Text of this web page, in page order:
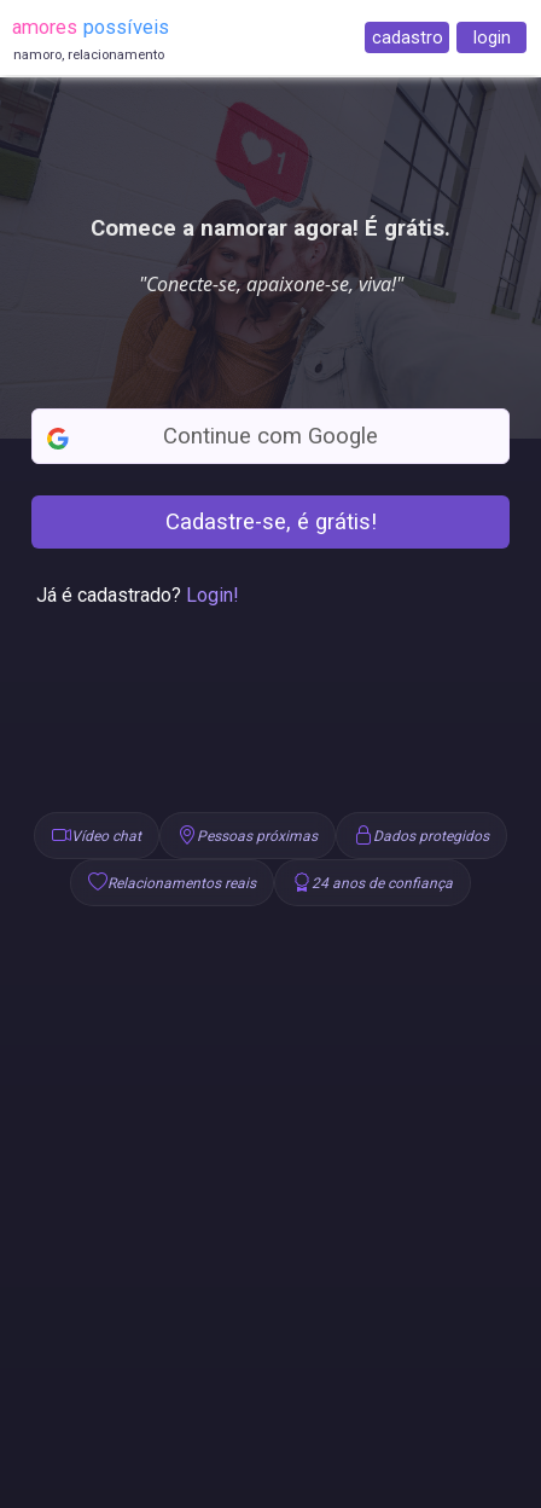
amores possíveis
namoro, relacionamento
cadastro login
Comece a namorar agora! É grátis.
"Conecte-se, apaixone-se, viva!"
Continue com Google
Cadastre-se, é grátis!
Já é cadastrado? Login!
Vídeo chat Pessoas próximas Dados protegidos
Relacionamentos reais 24 anos de confiança